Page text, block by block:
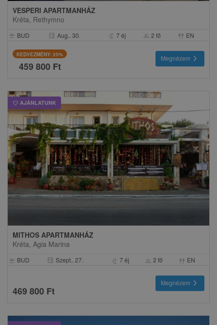
VESPERI APARTMANHÁZ
Kréta, Rethymno
flight_takeoff BUD event Aug.. 30. nightlight 7 éj group 2 fő fork_spoon EN
KEDVEZMÉNY: 25%
459 800 Ft
Megnézemchevron_right
favorite AJÁNLATUNK
MITHOS APARTMANHÁZ
Kréta, Agia Marina
flight_takeoff BUD event Szept.. 27. nightlight 7 éj group 2 fő fork_spoon EN
469 800 Ft
Megnézemchevron_right